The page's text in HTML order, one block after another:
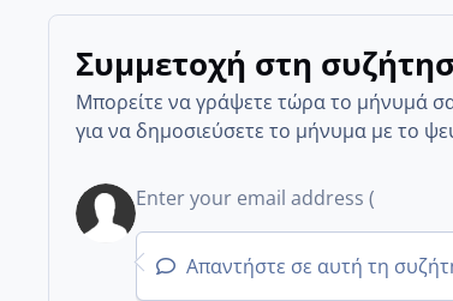
Συμμετοχή στη
Μπορείτε να γράψετε τώρα το μήνυμά
για να δημοσιεύσετε το μήνυμα με το
Απαντήστε σε αυτή τη